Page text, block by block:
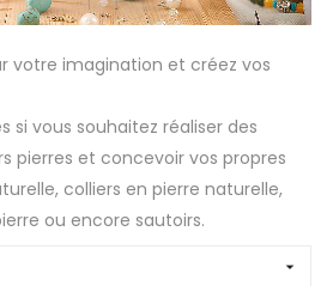
votre imagination et créez vos
si vous souhaitez réaliser des
pierres et concevoir vos propres
colliers en pierre naturelle,
ou encore sautoirs.
